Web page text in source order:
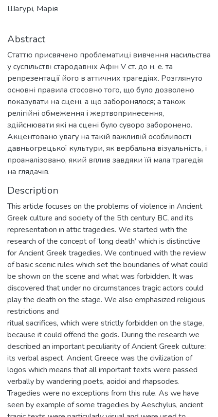
Шагурі, Марія
Abstract
Статтю присвячено проблематиці вивчення насильства
у суспільстві стародавніх Афін V ст. до н. е. та
репрезентації його в аттичних трагедіях. Розглянуто
основні правила стосовно того, що було дозволено
показувати на сцені, а що заборонялося; а також
релігійні обмеження і жертвопринесення,
здійснювати які на сцені було суворо заборонено.
Акцентовано увагу на такій важливій особливості
давньогрецької культури, як вербальна візуальність, і
проаналізовано, який вплив завдяки їй мала трагедія
на глядачів.
Description
This article focuses on the problems of violence in Ancient
Greek culture and society of the 5th century ВС, and its
representation in attic tragedies. We started with the
research of the concept of ‘long death’ which is distinctive
for Ancient Greek tragedies. We continued with the review
of basic scenic rules which set the boundaries of what could
be shown on the scene and what was forbidden. It was
discovered that under no circumstances tragic actors could
play the death on the stage. We also emphasized religious
restrictions and
ritual sacrifices, which were strictly forbidden on the stage,
because it could offend the gods. During the research we
described an important peculiarity of Ancient Greek culture:
its verbal aspect. Ancient Greece was the civilization of
logos which means that all important texts were passed
verbally by wandering poets, aoidoi and rhapsodes.
Tragedies were no exceptions from this rule. As we have
seen by example of some tragedies by Aeschylus, ancient